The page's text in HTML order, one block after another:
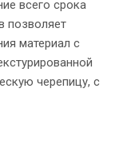
всего срока
позволяет
материал с
черепицу, с